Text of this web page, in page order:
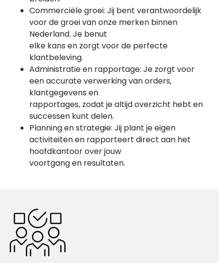
Commerciële groei: Jij bent verantwoordelijk
voor de groei van onze merken binnen
Nederland. Je benut
elke kans en zorgt voor de perfecte
klantbeleving.
Administratie en rapportage: Je zorgt voor
een accurate verwerking van orders,
klantgegevens en
rapportages, zodat je altijd overzicht hebt en
successen kunt delen.
Planning en strategie: Jij plant je eigen
activiteiten en rapporteert direct aan het
hoofdkantoor over jouw
voortgang en resultaten.